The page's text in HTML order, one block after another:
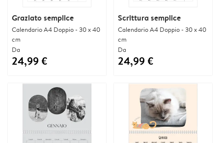
Graziato semplice
Calendario A4 Doppio - 30 x 40
cm
Da
24,99 €
Scrittura semplice
Calendario A4 Doppio - 30 x 40
cm
Da
24,99 €